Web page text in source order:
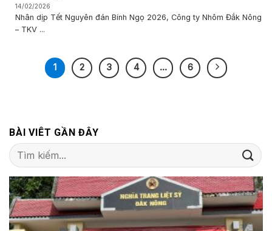
14/02/2026
Nhân dịp Tết Nguyên đán Bính Ngọ 2026, Công ty Nhôm Đắk Nông
– TKV ...
1 2 3 4 … 6
BÀI VIÊT GẦN ĐÂY